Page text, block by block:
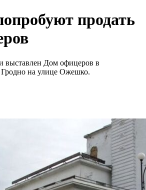
продать
выставлен Дом офицеров в
Гродно на улице Ожешко.